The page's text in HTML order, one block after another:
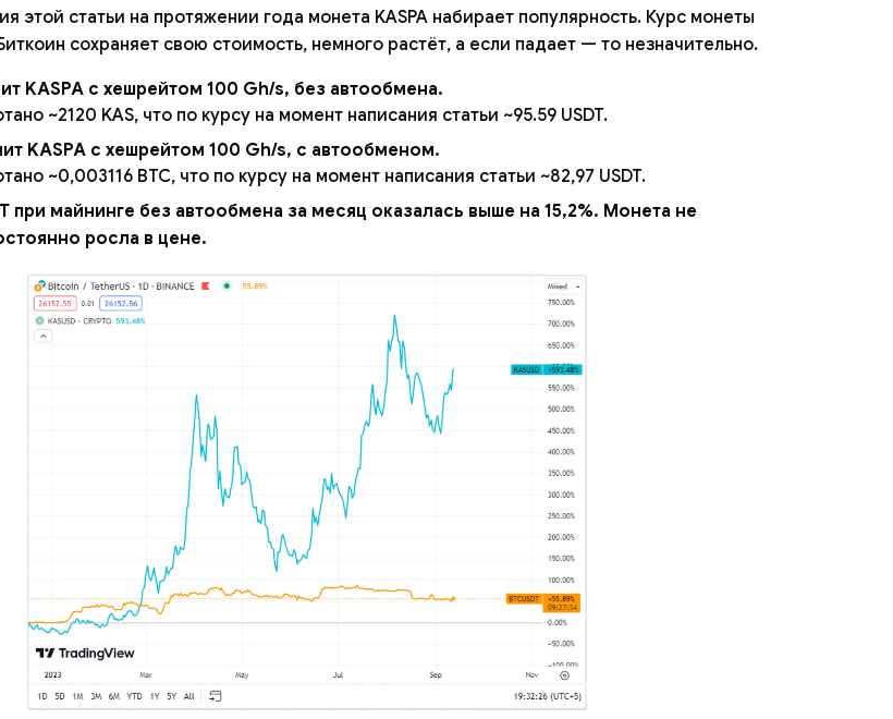
этой статьи на протяжении года монета KASPA набирает популярность. Курс монеты
сохраняет свою стоимость, немного растёт, а если падает — то незначительно.
KASPA с хешрейтом 100 Gh/s, без автообмена.
~2120 KAS, что по курсу на момент написания статьи ~95.59 USDT.
KASPA с хешрейтом 100 Gh/s, с автообменом.
~0,003116 BTC, что по курсу на момент написания статьи ~82,97 USDT.
при майнинге без автообмена за месяц оказалась выше на 15,2%. Монета не
росла в цене.